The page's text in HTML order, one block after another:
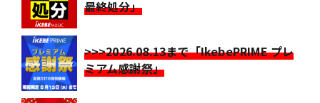
最終処分」
>>>2026.08.13まで「IkebePRIME プレ
ミアム感謝祭」